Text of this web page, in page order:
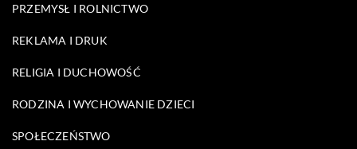
PRZEMYSŁ I ROLNICTWO
REKLAMA I DRUK
RELIGIA I DUCHOWOŚĆ
RODZINA I WYCHOWANIE DZIECI
SPOŁECZEŃSTWO